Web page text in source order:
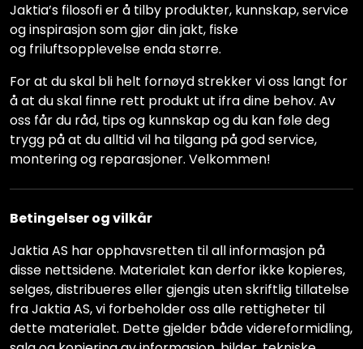
Jaktia’s filosofi er å tilby produkter, kunnskap, service
og inspirasjon som gjør din jakt, fiske
og friluftsopplevelse enda større.
For at du skal bli helt fornøyd strekker vi oss langt for
å at du skal finne rett produkt ut ifra dine behov. Av
oss får du råd, tips og kunnskap og du kan føle deg
trygg på at du alltid vil ha tilgang på god service,
montering og reparasjoner. Velkommen!
Betingelser og vilkår
Jaktia AS har opphavsretten til all informasjon på
disse nettsidene. Materialet kan derfor ikke kopieres,
selges, distribueres eller gjengis uten skriftlig tillatelse
fra Jaktia AS, vi forbeholder oss alle rettigheter til
dette materialet. Dette gjelder både videreformidling,